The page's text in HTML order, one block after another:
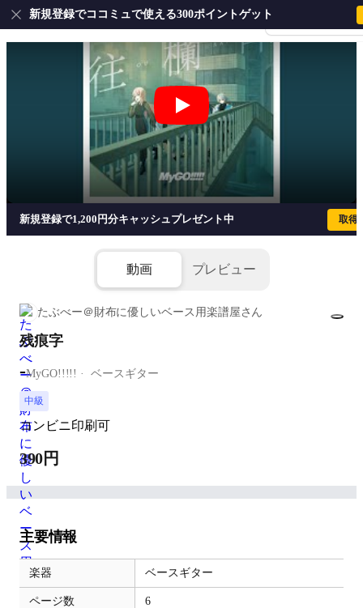
会員登録・ログイ
新規登録でココミュで使える300ポイントゲット
残痕字 - MyGO!!!!!
新規登録で1,200円分キャッシュプレゼント中 取得
動画 プレビュー
たぶべー＠財布に優しいベース用楽譜屋さん
残痕字
-MyGO!!!!! ベースギター
中級
コンビニ印刷可
390円
主要情報
楽器 ベースギター
ページ数 6